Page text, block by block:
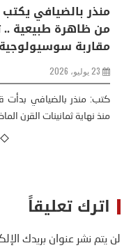
منذر بالضيافي يكتب
من ظاهرة طبيعية
مقاربة
23 يوليو، 2026
كتب: منذر بالضيافي بدأت
منذ نهاية ثمانينات القرن
اترك تعليقاً
لن يتم نشر عنوان بريدك